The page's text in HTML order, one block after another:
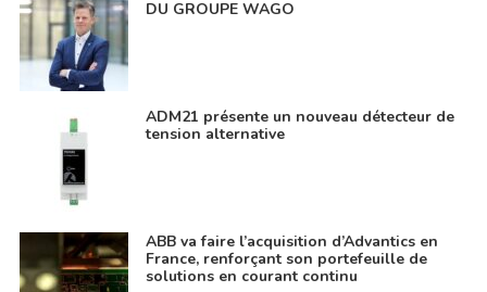
DU GROUPE WAGO
ADM21 présente un nouveau détecteur de
tension alternative
ABB va faire l’acquisition d’Advantics en
France, renforçant son portefeuille de
solutions en courant continu